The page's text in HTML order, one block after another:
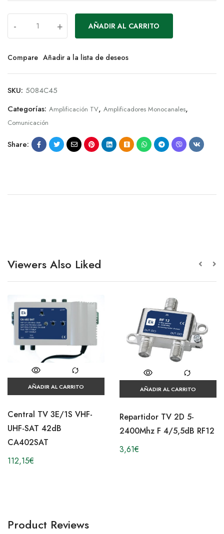
- + AÑADIR AL CARRITO
Compare Añadir a la lista de deseos
SKU: 5084C45
Categorías: Amplificación TV, Amplificadores Monocanales,
Comunicación
Share:
Viewers Also Liked
AÑADIR AL CARRITO
Central TV 3E/1S VHF-
UHF-SAT 42dB
CA402SAT
112,15€
AÑADIR AL CARRITO
Repartidor TV 2D 5-
2400Mhz F 4/5,5dB RF12
3,61€
Product Reviews